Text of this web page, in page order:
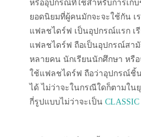
หรืออุปกรณ์ที่ใช้สำหรับการเก็
ยอดนิยมที่ผู้คนมักจะจะใช้กัน เ
แฟลชไดร์ฟ เป็นอุปกรณ์แรก เ
แฟลชไดร์ฟ ถือเป็นอุปกรณ์สา
หลายคน นักเรียนนักศึกษา หรื
ใช้แฟลชไดร์ฟ ถือว่าอุปกรณ์ชิ้
ได้ ไม่ว่าจะในกรณีใดก็ตามใ
กี่รูปแบบไม่ว่าจะเป็น CLASSIC